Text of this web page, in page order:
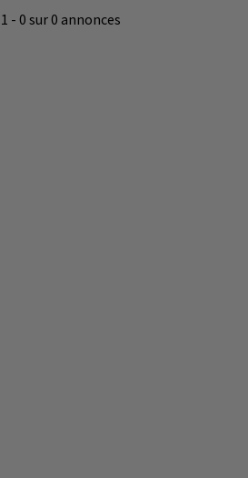
1 - 0 sur 0 annonces